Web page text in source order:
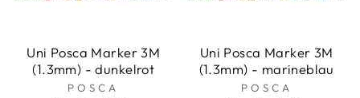
Uni Posca Marker 3M
(1.3mm) - dunkelrot
POSCA
Uni Posca Marker 3M
(1.3mm) - marineblau
POSCA